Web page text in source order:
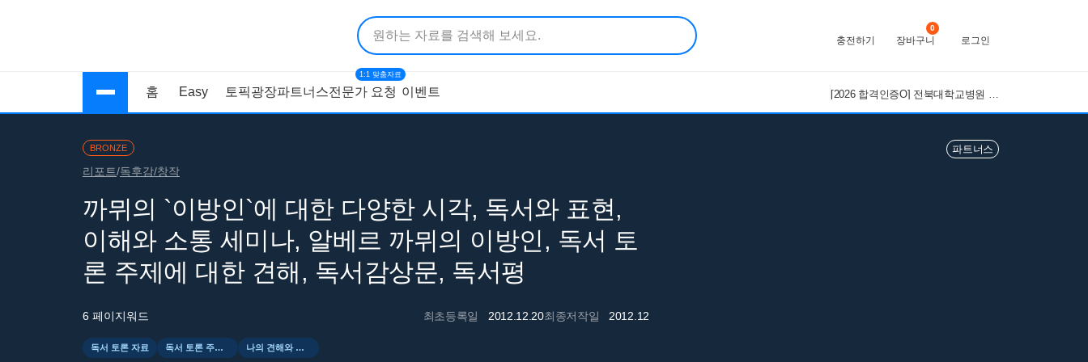
충전하기
0
장바구니 로그인
홈 Easy 토픽광장파트너스전문가 요청
1:1 맞춤자료
이벤트 [2026 합격인증O] 전북대학교병원 간호사 채용 대비 필기+면접 기출 정리
BRONZE
리포트/독후감/창작
까뮈의 `이방인`에 대한 다양한 시각, 독서와 표현,
이해와 소통 세미나, 알베르 까뮈의 이방인, 독서 토
론 주제에 대한 견해, 독서감상문, 독서평
6 페이지워드 최초등록일 2012.12.20최종저작일 2012.12
독서 토론 자료 독서 토론 주제와 질문 나의 견해와 책 정보 요약글
파트너스